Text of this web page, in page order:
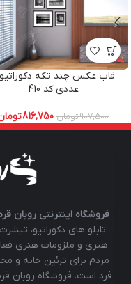
عددی کد 410
907,500تومان 816,750
فروشگاه اینترنتی روبان
تابلو های دکوراتیو،
هنری و ملزومات هنری
مردم برای تزئین خانه و
فرد است. فروشگاه روبان